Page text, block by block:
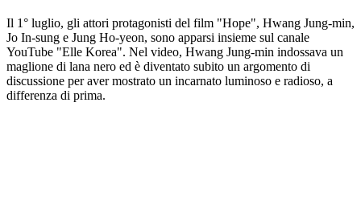
Il 1° luglio, gli attori protagonisti del film "Hope", Hwang Jung-min,
Jo In-sung e Jung Ho-yeon, sono apparsi insieme sul canale
YouTube "Elle Korea". Nel video, Hwang Jung-min indossava un
maglione di lana nero ed è diventato subito un argomento di
discussione per aver mostrato un incarnato luminoso e radioso, a
differenza di prima.